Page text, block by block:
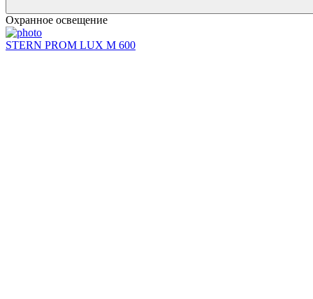
Охранное освещение
STERN PROM LUX M 600